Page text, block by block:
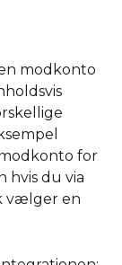
modkonto
for
hvis du via
vælger en